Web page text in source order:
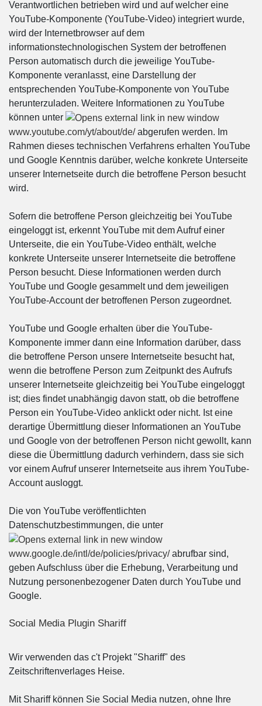
Verantwortlichen betrieben wird und auf welcher eine
YouTube-Komponente (YouTube-Video) integriert wurde,
wird der Internetbrowser auf dem
informationstechnologischen System der betroffenen
Person automatisch durch die jeweilige YouTube-
Komponente veranlasst, eine Darstellung der
entsprechenden YouTube-Komponente von YouTube
herunterzuladen. Weitere Informationen zu YouTube
können unter
www.youtube.com/yt/about/de/abgerufen werden. Im
Rahmen dieses technischen Verfahrens erhalten YouTube
und Google Kenntnis darüber, welche konkrete Unterseite
unserer Internetseite durch die betroffene Person besucht
wird.
Sofern die betroffene Person gleichzeitig bei YouTube
eingeloggt ist, erkennt YouTube mit dem Aufruf einer
Unterseite, die ein YouTube-Video enthält, welche
konkrete Unterseite unserer Internetseite die betroffene
Person besucht. Diese Informationen werden durch
YouTube und Google gesammelt und dem jeweiligen
YouTube-Account der betroffenen Person zugeordnet.
YouTube und Google erhalten über die YouTube-
Komponente immer dann eine Information darüber, dass
die betroffene Person unsere Internetseite besucht hat,
wenn die betroffene Person zum Zeitpunkt des Aufrufs
unserer Internetseite gleichzeitig bei YouTube eingeloggt
ist; dies findet unabhängig davon statt, ob die betroffene
Person ein YouTube-Video anklickt oder nicht. Ist eine
derartige Übermittlung dieser Informationen an YouTube
und Google von der betroffenen Person nicht gewollt, kann
diese die Übermittlung dadurch verhindern, dass sie sich
vor einem Aufruf unserer Internetseite aus ihrem YouTube-
Account ausloggt.
Die von YouTube veröffentlichten
Datenschutzbestimmungen, die unter
www.google.de/intl/de/policies/privacy/abrufbar sind,
geben Aufschluss über die Erhebung, Verarbeitung und
Nutzung personenbezogener Daten durch YouTube und
Google.
Social Media Plugin Shariff
Wir verwenden das c't Projekt "Shariff" des
Zeitschriftenverlages Heise.
Mit Shariff können Sie Social Media nutzen, ohne Ihre